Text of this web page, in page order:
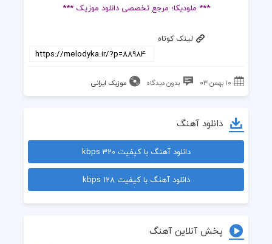
*** ملودیکا؛ مرجع تخصصی دانلود موزیک ***
لینک کوتاه
۱۰ بهمن ۰۳ بدون دیدگاه موزیک ایرانی
دانلود آهنگ
دانلود آهنگ با کیفیت 320 kbps
دانلود آهنگ با کیفیت 128 kbps
پخش آنلاین آهنگ